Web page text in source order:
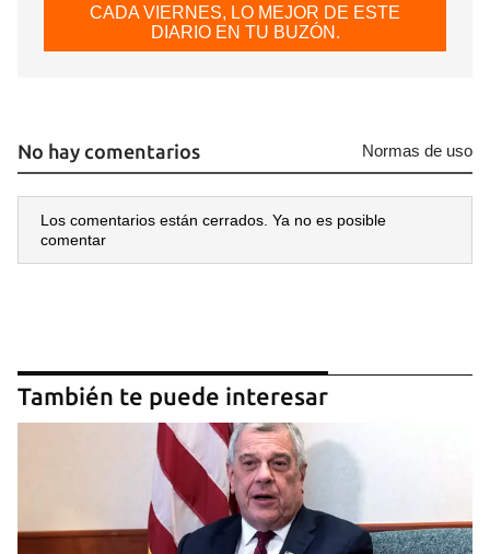
CADA VIERNES, LO MEJOR DE ESTE
DIARIO EN TU BUZÓN.
No hay comentarios Normas de uso
Los comentarios están cerrados. Ya no es posible
comentar
También te puede interesar